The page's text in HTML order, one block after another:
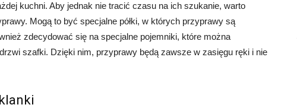
kuchni. Aby jednak nie tracić czasu na ich szukanie, warto
Mogą to być specjalne półki, w których przyprawy są
zdecydować się na specjalne pojemniki, które można
szafki. Dzięki nim, przyprawy będą zawsze w zasięgu ręki i nie